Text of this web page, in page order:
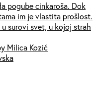
pogube cinkaroša. Dok
im je vlastita prošlost.
surovi svet, u kojoj strah
Milica Kozić